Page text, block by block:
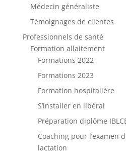
Médecin généraliste
Témoignages de clientes
Professionnels de santé
Formation allaitement
Formations 2022
Formations 2023
Formation hospitalière
S’installer en libéral
Préparation diplôme
Coaching pour l’examen
lactation